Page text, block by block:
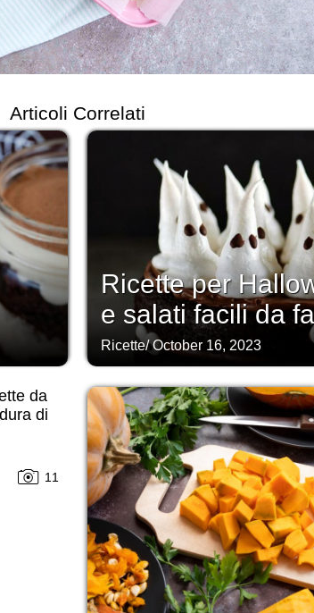
Articoli Correlati
Ricette per
e salati facili da
Ricette/October 16, 2023
da
di
11